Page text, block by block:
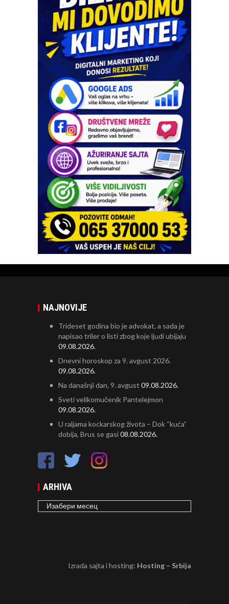
NAJNOVIJE
Trideset godina bio je advokat, a sada je
napisao triler o listi zbog koje ljudi ubijaju
09.08.2026.
Dnevni horoskop za 9. avgust 2026.
09.08.2026.
Na današnji dan, 9. avgust 09.08.2026.
Sveti velikomučenik Pantelejmon
09.08.2026.
U raljama kockarskog života – Dok “kuća”
dobija, Brus se gasi08.08.2026.
ARHIVA
ARHIVA
Izrada sajta i hosting: Hosting – Srbija